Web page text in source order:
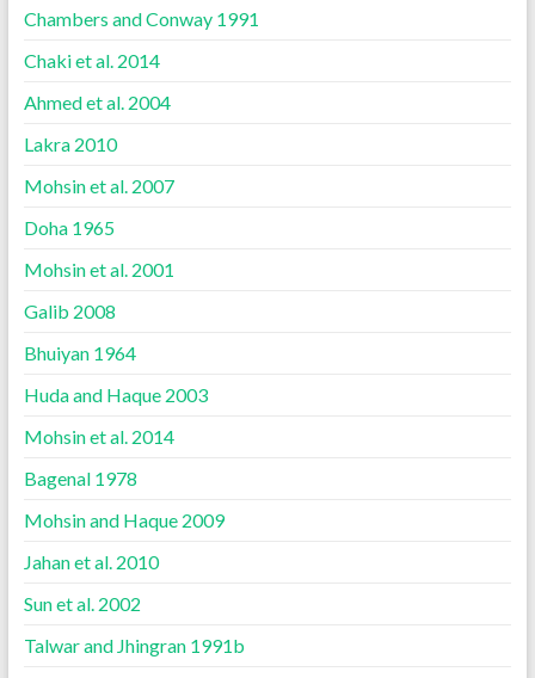
Chambers and Conway 1991
Chaki et al. 2014
Ahmed et al. 2004
Lakra 2010
Mohsin et al. 2007
Doha 1965
Mohsin et al. 2001
Galib 2008
Bhuiyan 1964
Huda and Haque 2003
Mohsin et al. 2014
Bagenal 1978
Mohsin and Haque 2009
Jahan et al. 2010
Sun et al. 2002
Talwar and Jhingran 1991b